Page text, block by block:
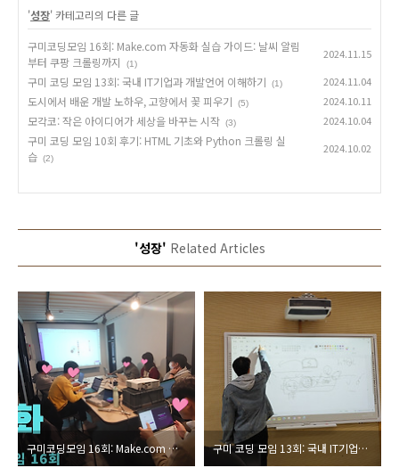
'성장' 카테고리의 다른 글
구미코딩모임 16회: Make.com 자동화 실습 가이드: 날씨 알림
부터 쿠팡 크롤링까지
(1)
2024.11.15
구미 코딩 모임 13회: 국내 IT기업과 개발언어 이해하기 (1) 2024.11.04
도시에서 배운 개발 노하우, 고향에서 꽃 피우기 (5) 2024.10.11
모각코: 작은 아이디어가 세상을 바꾸는 시작 (3) 2024.10.04
구미 코딩 모임 10회 후기: HTML 기초와 Python 크롤링 실
습 (2)
2024.10.02
'성장' Related Articles
구미코딩모임 16회: Make.com 자동화 실습 가이드: 날씨 알림부터 쿠팡 크롤링까지 구미 코딩 모임 13회: 국내 IT기업과 개발언어 이해하기